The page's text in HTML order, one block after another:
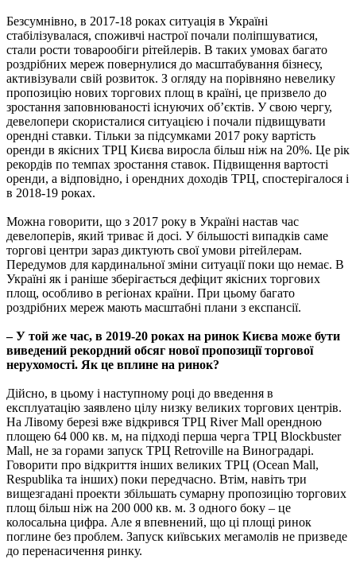
Безсумнівно, в 2017-18 роках ситуація в Україні
стабілізувалася, споживчі настрої почали поліпшуватися,
стали рости товарообіги рітейлерів. В таких умовах багато
роздрібних мереж повернулися до масштабування бізнесу,
активізували свій розвиток. З огляду на порівняно невелику
пропозицію нових торгових площ в країні, це призвело до
зростання заповнюваності існуючих об’єктів. У свою чергу,
девелопери скористалися ситуацією і почали підвищувати
орендні ставки. Тільки за підсумками 2017 року вартість
оренди в якісних ТРЦ Києва виросла більш ніж на 20%. Це рік
рекордів по темпах зростання ставок. Підвищення вартості
оренди, а відповідно, і орендних доходів ТРЦ, спостерігалося і
в 2018-19 роках.
Можна говорити, що з 2017 року в Україні настав час
девелоперів, який триває й досі. У більшості випадків саме
торгові центри зараз диктують свої умови рітейлерам.
Передумов для кардинальної зміни ситуації поки що немає. В
Україні як і раніше зберігається дефіцит якісних торгових
площ, особливо в регіонах країни. При цьому багато
роздрібних мереж мають масштабні плани з експансії.
– У той же час, в 2019-20 роках на ринок Києва може бути
виведений рекордний обсяг нової пропозиції торгової
нерухомості. Як це вплине на ринок?
Дійсно, в цьому і наступному році до введення в
експлуатацію заявлено цілу низку великих торгових центрів.
На Лівому березі вже відкрився ТРЦ River Mall орендною
площею 64 000 кв. м, на підході перша черга ТРЦ Blockbuster
Mall, не за горами запуск ТРЦ Retroville на Виноградарі.
Говорити про відкриття інших великих ТРЦ (Ocean Mall,
Respublika та інших) поки передчасно. Втім, навіть три
вищезгадані проекти збільшать сумарну пропозицію торгових
площ більш ніж на 200 000 кв. м. З одного боку – це
колосальна цифра. Але я впевнений, що ці площі ринок
поглине без проблем. Запуск київських мегамолів не призведе
до перенасичення ринку.